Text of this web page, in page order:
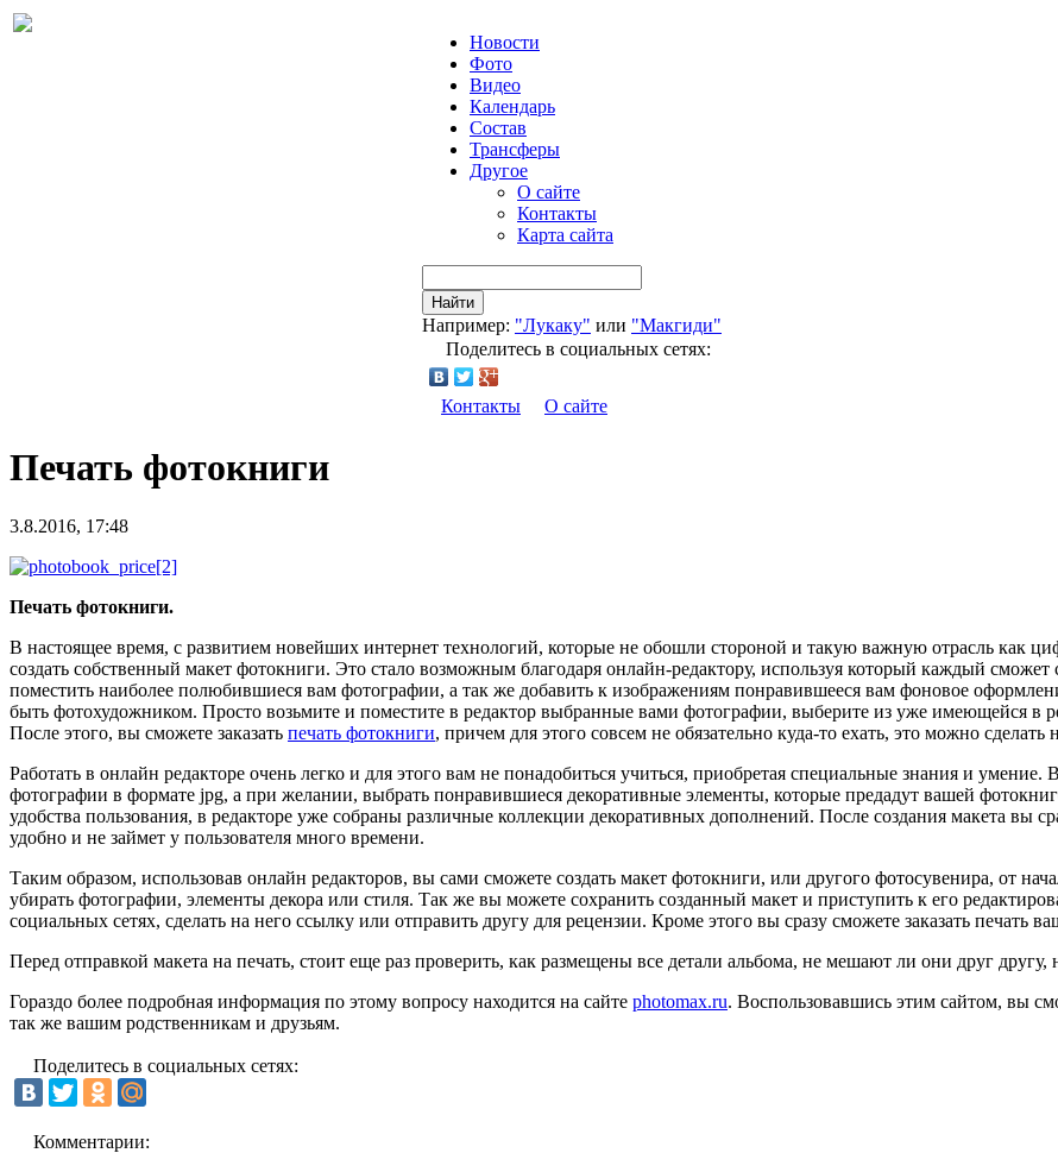
Новости
Фото
Видео
Календарь
Состав
Трансферы
Другое
О сайте
Контакты
Карта сайта
Найти
Например: "Лукаку" или "Макгиди"
Поделитесь в социальных сетях:
Контакты О сайте
Печать фотокниги
3.8.2016, 17:48
Печать фотокниги.
В настоящее время, с развитием новейших интернет технологий, которые не обошли стороной и такую важную отрасль как
создать собственный макет фотокниги. Это стало возможным благодаря онлайн-редактору, используя который каждый
поместить наиболее полюбившиеся вам фотографии, а так же добавить к изображениям понравившееся вам фоновое
быть фотохудожником. Просто возьмите и поместите в редактор выбранные вами фотографии, выберите из уже имеющейся в
После этого, вы сможете заказать печать фотокниги, причем для этого совсем не обязательно куда-то ехать, это можно сделать
Работать в онлайн редакторе очень легко и для этого вам не понадобиться учиться, приобретая специальные знания и умение.
фотографии в формате jpg, а при желании, выбрать понравившиеся декоративные элементы, которые предадут вашей
удобства пользования, в редакторе уже собраны различные коллекции декоративных дополнений. После создания макета вы
удобно и не займет у пользователя много времени.
Таким образом, использовав онлайн редакторов, вы сами сможете создать макет фотокниги, или другого фотосувенира, от
убирать фотографии, элементы декора или стиля. Так же вы можете сохранить созданный макет и приступить к его
социальных сетях, сделать на него ссылку или отправить другу для рецензии. Кроме этого вы сразу сможете заказать печать
Перед отправкой макета на печать, стоит еще раз проверить, как размещены все детали альбома, не мешают ли они друг другу,
Гораздо более подробная информация по этому вопросу находится на сайте photomax.ru. Воспользовавшись этим сайтом, вы
так же вашим родственникам и друзьям.
Поделитесь в социальных сетях:
Комментарии: